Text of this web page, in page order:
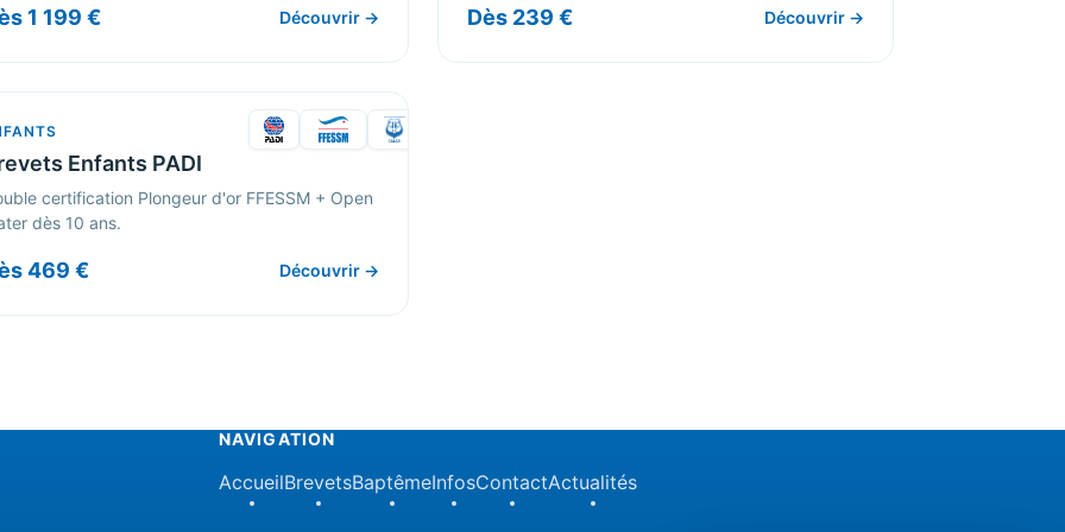
1 199 € Découvrir → Dès 239 € Découvrir →
Enfants PADI
certification Plongeur d'or FFESSM + Open
dès 10 ans.
469 € Découvrir →
NAVIGATION
AccueilBrevetsBaptêmeInfosContactActualités